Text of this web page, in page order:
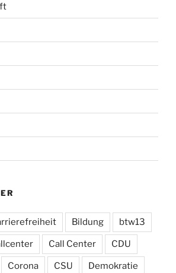
Bildung btw13
Call Center CDU
Corona CSU Demokratie